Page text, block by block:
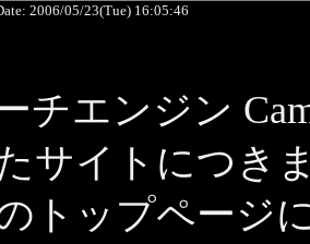
2006/05/23(Tue) 16:05:46
チエンジン
サイトにつき
トップページ